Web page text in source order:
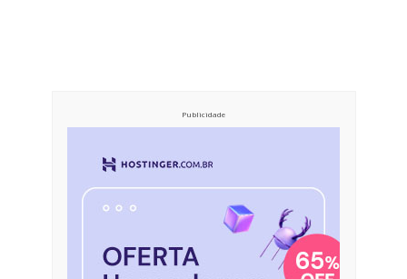
Publicidade